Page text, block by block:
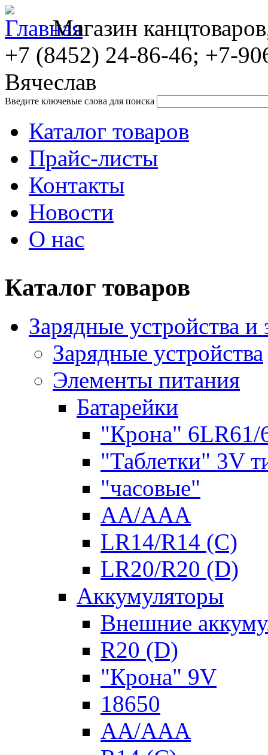
Магазин
+7 (8452) 24-86-46; +7-
Вячеслав
Введите ключевые слова для поиска
Каталог товаров
Прайс-листы
Контакты
Новости
О нас
Каталог товаров
Зарядные устройства
Зарядные устройства
Элементы питания
Батарейки
"Крона" 6LR61/
"Таблетки" 3V
"часовые"
AA/AAA
LR14/R14 (C)
LR20/R20 (D)
Аккумуляторы
Внешние
R20 (D)
"Крона" 9V
18650
AA/AAA